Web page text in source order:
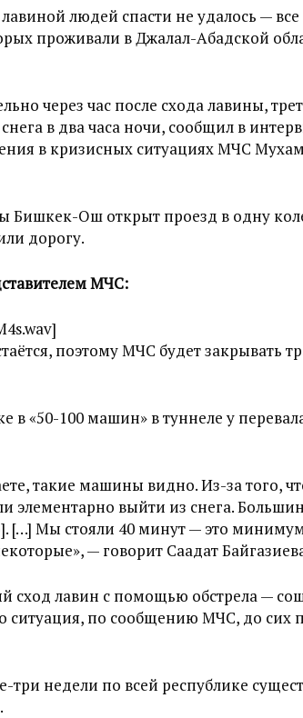
людей спасти не удалось —
проживали в Джалал-Абадской
через час после схода лавины,
в два часа ночи, сообщил в
в кризисных ситуациях МЧС
Бишкек-Ош открыт проезд в одну
дорогу.
МЧС:
поэтому МЧС будет закрывать
в «50-100 машин» в туннеле у
такие машины видно. Из-за того,
элементарно выйти из снега.
[…] Мы стояли 40 минут — это
— говорит Саадат
сход лавин с помощью обстрела —
ситуация, по сообщению МЧС, до сих
недели по всей республике